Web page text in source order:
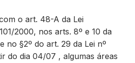
o art. 48-A da Lei
2000, nos arts. 8º e 10 da
no §2º do art. 29 da Lei nº
do dia 04/07 , algumas áreas